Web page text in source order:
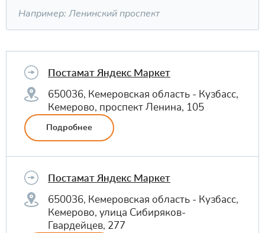
Постамат Яндекс Маркет
650036, Кемеровская область - Кузбасс,
Кемерово, проспект Ленина, 105
Подробнее
Постамат Яндекс Маркет
650036, Кемеровская область - Кузбасс,
Кемерово, улица Сибиряков-
Гвардейцев, 277